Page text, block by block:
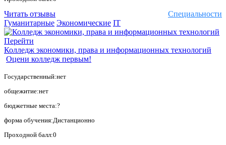
Специальности
Читать отзывы
Гуманитарные Экономические IT
Перейти
Колледж экономики, права и информационных технологий
Оцени колледж первым!
Государственный:нет
общежитие:нет
бюджетные места:?
форма обучения:Дистанционно
Проходной балл:0